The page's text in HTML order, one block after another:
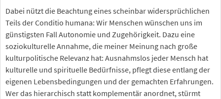
Dabei nützt die Beachtung eines scheinbar widersprüchlichen
Teils der Conditio humana: Wir Menschen wünschen uns im
günstigsten Fall Autonomie und Zugehörigkeit. Dazu eine
soziokulturelle Annahme, die meiner Meinung nach große
kulturpolitische Relevanz hat: Ausnahmslos jeder Mensch hat
kulturelle und spirituelle Bedürfnisse, pflegt diese entlang der
eigenen Lebensbedingungen und der gemachten Erfahrungen.
Wer das hierarchisch statt komplementär anordnet, stürmt